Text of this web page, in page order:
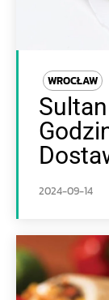
WROCŁAW
2024-09-14